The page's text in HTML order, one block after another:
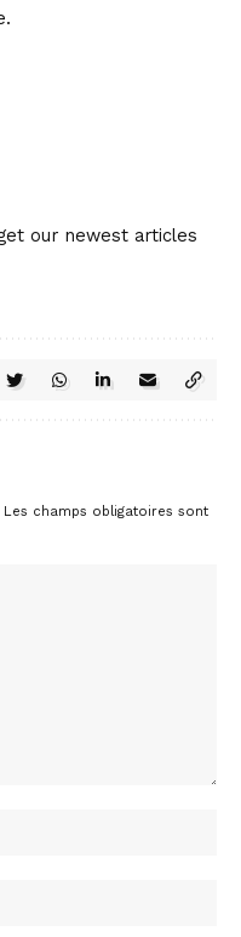
our newest articles
Les champs obligatoires sont